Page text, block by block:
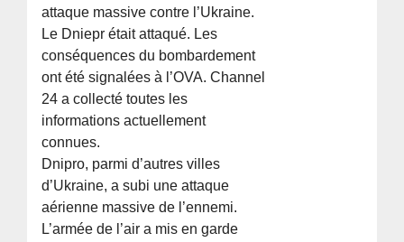
attaque massive contre l’Ukraine.
Le Dniepr était attaqué. Les
conséquences du bombardement
ont été signalées à l’OVA. Channel
24 a collecté toutes les
informations actuellement
connues.
Dnipro, parmi d’autres villes
d’Ukraine, a subi une attaque
aérienne massive de l’ennemi.
L’armée de l’air a mis en garde